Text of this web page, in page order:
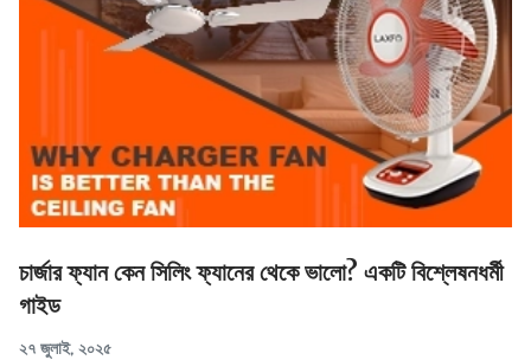
চার্জার ফ্যান কেন সিলিং ফ্যানের থেকে ভালো? একটি বিশ্লেষনধর্মী
গাইড
২৭ জুলাই, ২০২৫